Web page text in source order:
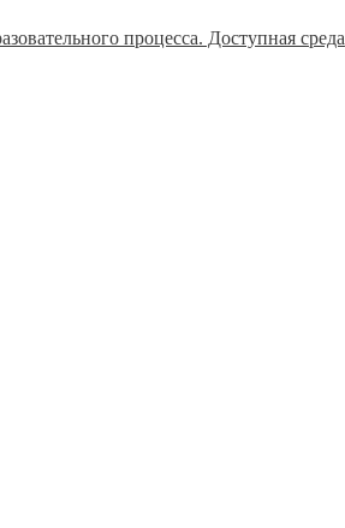
процесса. Доступная среда